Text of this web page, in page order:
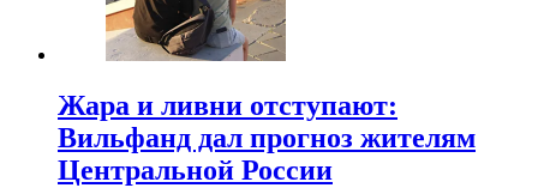
Жара и ливни отступают:
Вильфанд дал прогноз жителям
Центральной России